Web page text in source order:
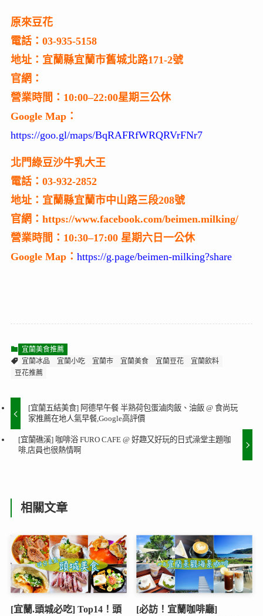
原來豆花
電話：03-935-5158
地址：宜蘭縣宜蘭市舊城北路171-2號
官網：
營業時間：10:00–22:00星期三公休
Google Map：
https://goo.gl/maps/BqRAFRfWRQRVrFNr7
北門綠豆沙牛乳大王
電話：03-932-2852
地址：宜蘭縣宜蘭市中山路三段208號
官網：https://www.facebook.com/beimen.milking/
營業時間：10:30–17:00 星期六日一公休
Google Map： https://g.page/beimen-milking?share
宜蘭美食推薦
宜蘭冰品
宜蘭小吃 宜蘭市 宜蘭美食 宜蘭豆花
宜蘭飲料
豆花推薦
[宜蘭五結美食] 阿德早午餐 半熟荷包蛋滷肉飯、油飯 @ 食尚玩
家推薦在地人氣早餐,Google高評價
[宜蘭礁溪] 咖啡浴 FURO CAFE @ 好趣又好玩的日式澡堂主題咖
啡,店員也很熱情啊
相關文章
[宜蘭.頭城必吃] Top14！頭
[必訪！宜蘭咖啡廳]